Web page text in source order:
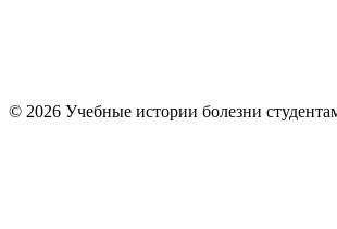
© 2026 Учебные истории болезни